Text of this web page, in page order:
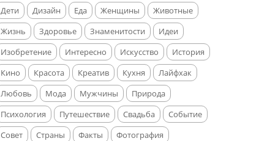
Дети Дизайн Еда Женщины
Животные
Жизнь
Здоровье Знаменитости
Идеи
Изобретение
Интересно Искусство
История
Кино
Красота Креатив Кухня
Лайфхак
Любовь
Мода Мужчины
Природа
Психология
Путешествие Свадьба
Событие
Совет
Страны Факты
Фотография